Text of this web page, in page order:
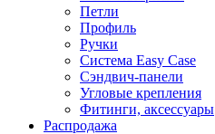
Петли
Профиль
Ручки
Система Easy Case
Сэндвич-панели
Угловые крепления
Фитинги, аксессуары
Распродажа